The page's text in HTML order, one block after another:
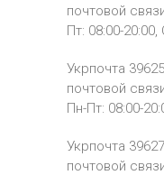
почтовой
Пт: 08:00-20:00,
Укрпочта 39625
почтовой
Пн-Пт: 08:00-
Укрпочта 39627
почтовой